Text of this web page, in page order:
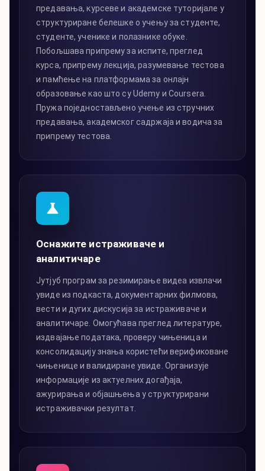
предавања, курсеве и академске туторијале у
структуриране белешке о учењу за студенте,
студенте, ученике и полазнике обуке.
Побољшава припрему за испите, преглед
курса, припрему лекција, разумевање тестова
и памћење на платформама за онлајн
образовање као што су Udemy и Coursera.
Пружа поједностављено учење из стручних
предавања, академског садржаја и водича за
припрему тестова.
Оснажите истраживаче и
аналитичаре
Јутјуб програм за резимирање видеа извлачи
увиде из подкаста, документарних филмова,
вести и дугих дискусија за истраживаче и
аналитичаре. Омогућава преглед литературе,
издвајање података, проверу чињеница и
консолидацију знања користећи верификоване
чињенице и валидиране увиде. Организује
информације из актуелних догађаја,
ажурирања и објашњења у структурирани
истраживачки резултат.